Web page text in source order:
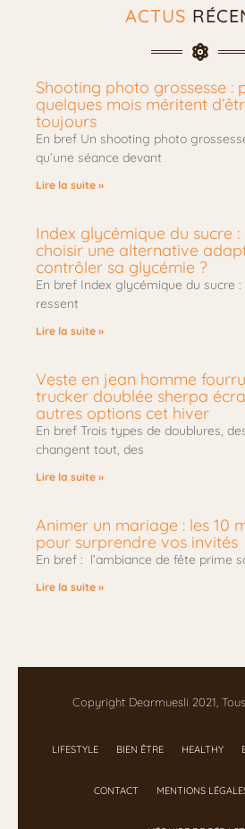
ACTUS
Shooting photo grossesse :
quelques mois méritent
toujours
En bref Un shooting photo
qu’une séance devant
Lire la suite »
Index glycémique du sucre
choisir une alternative
contrôler sa glycémie ?
En bref Index glycémique du sucre
ressent
Lire la suite »
Veste en jean homme
trucker doublée sherpa
autres options cet hiver
En bref Trois types de doublures,
changent tout, des
Lire la suite »
Animer un mariage : les 10
pour surprendre vos invités
En bref : l’ambiance de fête prime
Lire la suite »
Copyright Dearmuesli 2021,
LIFESTYLE BIEN ÊTRE HEALTHY
CONTACT MENTIONS